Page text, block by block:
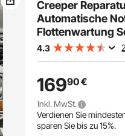
Creeper
Automatische
Flottenwartung
4.3
16990€
Inkl. MwSt.
Verdienen Sie
sparen Sie bis zu15%.